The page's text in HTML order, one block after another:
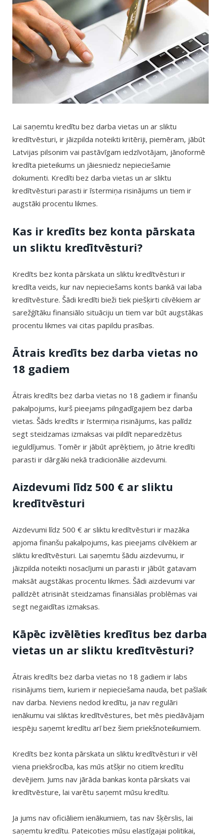
Lai saņemtu kredītu bez darba vietas un ar sliktu
kredītvēsturi, ir jāizpilda noteikti kritēriji, piemēram, jābūt
Latvijas pilsonim vai pastāvīgam iedzīvotājam, jānoformē
kredīta pieteikums un jāiesniedz nepieciešamie
dokumenti. Kredīti bez darba vietas un ar sliktu
kredītvēsturi parasti ir īstermiņa risinājums un tiem ir
augstāki procentu likmes.
Kas ir kredīts bez konta pārskata
un sliktu kredītvēsturi?
Kredīts bez konta pārskata un sliktu kredītvēsturi ir
kredīta veids, kur nav nepieciešams konts bankā vai laba
kredītvēsture. Šādi kredīti bieži tiek piešķirti cilvēkiem ar
sarežģītāku finansiālo situāciju un tiem var būt augstākas
procentu likmes vai citas papildu prasības.
Ātrais kredīts bez darba vietas no
18 gadiem
Ātrais kredīts bez darba vietas no 18 gadiem ir finanšu
pakalpojums, kurš pieejams pilngadīgajiem bez darba
vietas. Šāds kredīts ir īstermiņa risinājums, kas palīdz
segt steidzamas izmaksas vai pildīt neparedzētus
ieguldījumus. Tomēr ir jābūt aprēķtiem, jo ātrie kredīti
parasti ir dārgāki nekā tradicionālie aizdevumi.
Aizdevumi līdz 500 € ar sliktu
kredītvēsturi
Aizdevumi līdz 500 € ar sliktu kredītvēsturi ir mazāka
apjoma finanšu pakalpojums, kas pieejams cilvēkiem ar
sliktu kredītvēsturi. Lai saņemtu šādu aizdevumu, ir
jāizpilda noteikti nosacījumi un parasti ir jābūt gatavam
maksāt augstākas procentu likmes. Šādi aizdevumi var
palīdzēt atrisināt steidzamas finansiālas problēmas vai
segt negaidītas izmaksas.
Kāpēc izvēlēties kredītus bez darba
vietas un ar sliktu kredītvēsturi?
Ātrais kredīts bez darba vietas no 18 gadiem ir labs
risinājums tiem, kuriem ir nepieciešama nauda, bet pašlaik
nav darba. Neviens nedod kredītu, ja nav regulāri
ienākumu vai sliktas kredītvēstures, bet mēs piedāvājam
iespēju saņemt kredītu arī bez šiem priekšnoteikumiem.
Kredīts bez konta pārskata un sliktu kredītvēsturi ir vēl
viena priekšrocība, kas mūs atšķir no citiem kredītu
devējiem. Jums nav jārāda bankas konta pārskats vai
kredītvēsture, lai varētu saņemt mūsu kredītu.
Ja jums nav oficiāliem ienākumiem, tas nav šķērslis, lai
saņemtu kredītu. Pateicoties mūsu elastīgajai politikai,